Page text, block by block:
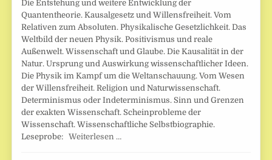
Die Entstehung und weitere Entwicklung der
Quantentheorie. Kausalgesetz und Willensfreiheit. Vom
Relativen zum Absoluten. Physikalische Gesetzlichkeit. Das
Weltbild der neuen Physik. Positivismus und reale
Außenwelt. Wissenschaft und Glaube. Die Kausalität in der
Natur. Ursprung und Auswirkung wissenschaftlicher Ideen.
Die Physik im Kampf um die Weltanschauung. Vom Wesen
der Willensfreiheit. Religion und Naturwissenschaft.
Determinismus oder Indeterminismus. Sinn und Grenzen
der exakten Wissenschaft. Scheinprobleme der
Wissenschaft. Wissenschaftliche Selbstbiographie.
Leseprobe:Weiterlesen …